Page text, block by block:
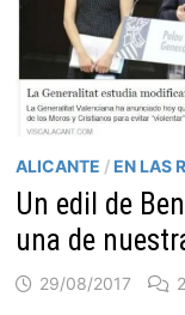
ALICANTE / EN LAS
Un edil de
una de
29/08/2017 2